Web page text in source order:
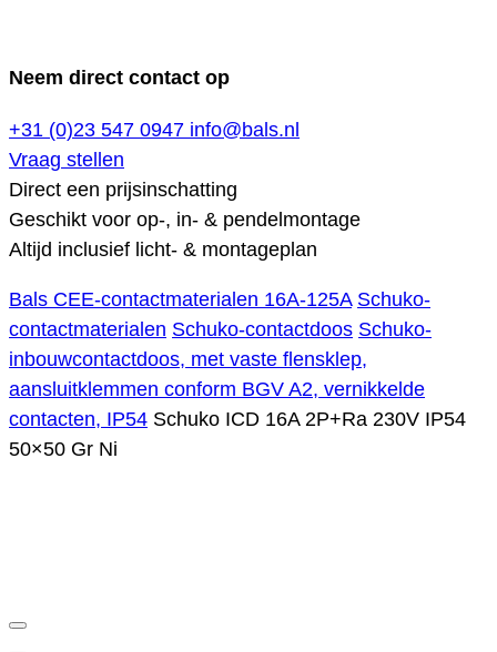
Neem direct contact op
+31 (0)23 547 0947 info@bals.nl
Vraag stellen
Direct een prijsinschatting
Geschikt voor op-, in- & pendelmontage
Altijd inclusief licht- & montageplan
Bals CEE-contactmaterialen 16A-125A Schuko-
contactmaterialen Schuko-contactdoos Schuko-
inbouwcontactdoos, met vaste flensklep,
aansluitklemmen conform BGV A2, vernikkelde
contacten, IP54 Schuko ICD 16A 2P+Ra 230V IP54
50×50 Gr Ni